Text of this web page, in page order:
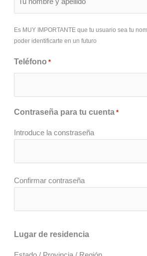
Es MUY IMPORTANTE que tu usuario sea tu
poder identificarte en un futuro
Teléfono *
Contraseña para tu cuenta *
Introduce la constraseña
Confirmar contraseña
Lugar de residencia